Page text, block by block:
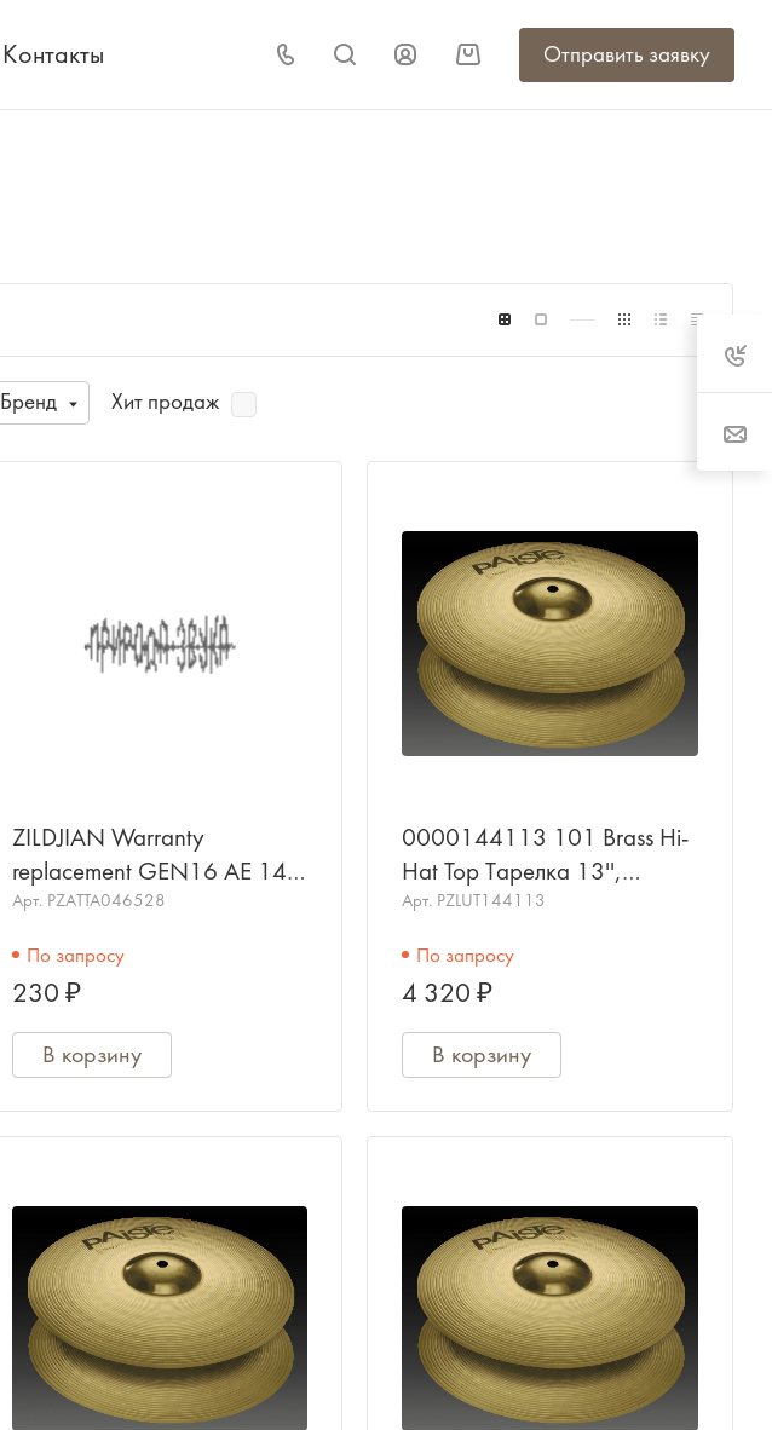
Контакты Отправить заявку
Бренд Хит продаж
ZILDJIAN Warranty
replacement GEN16 AE 14'
Hi Hat Top (AA47336014)
Арт. PZATTA046528
По запросу
230 ₽
В корзину
0000144113 101 Brass Hi-
Hat Top Тарелка 13'',
верхняя, PAISTE
Арт. PZLUT144113
По запросу
4 320 ₽
В корзину